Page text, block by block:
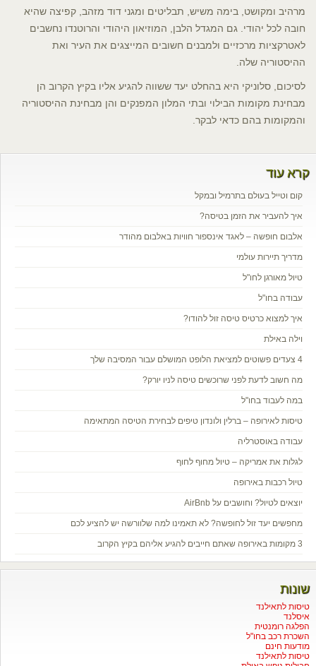
מרהיב ומקושט, בימה משיש, תבליטים ומגני דוד מזהב, קפיצה שהיא
חובה לכל יהודי. גם המגדל הלבן, המוזיאון היהודי והרוטנדו נחשבים
לאטרקציות מרכזיים ולמבנים חשובים המייצגים את העיר ואת
ההיסטוריה שלה.
לסיכום, סלוניקי היא בהחלט יעד ששווה להגיע אליו בקיץ הקרוב הן
מבחינת מקומות הבילוי ובתי המלון המפנקים והן מבחינת ההיסטוריה
והמקומות בהם כדאי לבקר.
קרא עוד
קום וטייל בעולם בתרמיל ובמקל
איך להעביר את הזמן בטיסה?
אלבום חופשה – לאגד אינספור חוויות באלבום מהודר
מדריך תיירות עולמי
טיול מאורגן לחו"ל
עבודה בחו"ל
איך למצוא כרטיס טיסה זול להודו?
וילה באילת
4 צעדים פשוטים למציאת הלופט המושלם עבור המסיבה שלך
מה חשוב לדעת לפני שרוכשים טיסה לניו יורק?
במה לעבוד בחו"ל
טיסות לאירופה – ברלין ולונדון טיפים לבחירת הטיסה המתאימה
עבודה באוסטרליה
לגלות את אמריקה – טיול מחוף לחוף
טיול רכבות באירופה
יוצאים לטיול? וחושבים על AirBnb
מחפשים יעד זול לחופשה? לא תאמינו למה שלוורשה יש להציע לכם
3 מקומות באירופה שאתם חייבים להגיע אליהם בקיץ הקרוב
שונות
טיסות לתאילנד
איסלנד
הפלגה רומנטית
השכרת רכב בחו"ל
מודעות חינם
טיסות לתאילנד